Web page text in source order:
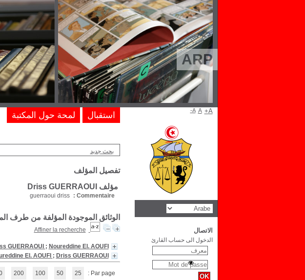
ARP
بحث جديد
تفصيل المؤلف
مؤلف Driss GUERRAOUI
Commentaire :
guerraoui driss
الوثائق الموجودة المؤلفة من طرف
Affiner la recherche
GUERRAOUI ; Noureddine El. AOUFI
El. AOUFI ; Driss GUERRAOUI
Par page :
25
50
100
200
استقبال لمحة حول المكتبة A- A A+
الاتصال
الدخول الى حساب القارئ